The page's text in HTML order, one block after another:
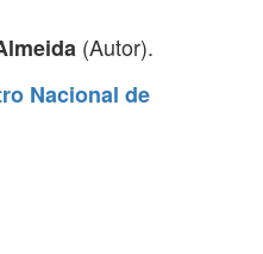
(Autor).
Nacional de